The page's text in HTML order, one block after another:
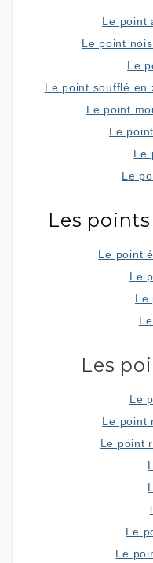
Le point
Le point
Le
Le point soufflé en
Le point
Le
Le
Le
Les
Le point
Le
Le
Les
Le
Le point
Le point
Le
Le